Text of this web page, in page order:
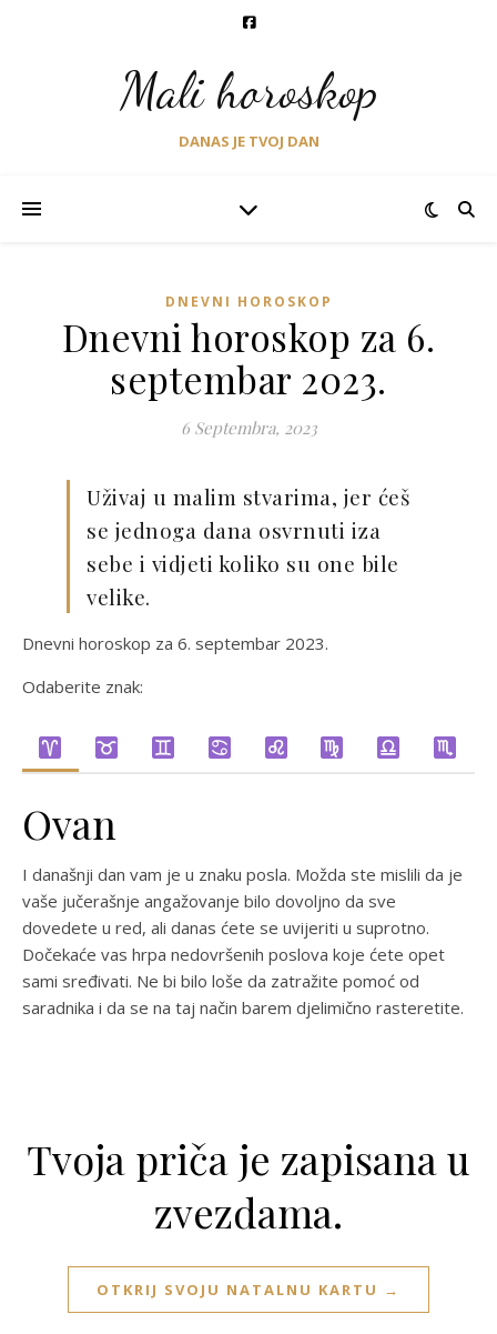
Mali horoskop
DANAS JE TVOJ DAN
DNEVNI HOROSKOP
Dnevni horoskop za 6.
septembar 2023.
6 Septembra, 2023
Uživaj u malim stvarima, jer ćeš
se jednoga dana osvrnuti iza
sebe i vidjeti koliko su one bile
velike.
Dnevni horoskop za 6. septembar 2023.
Odaberite znak:
Ovan
I današnji dan vam je u znaku posla. Možda ste mislili da je
vaše jučerašnje angažovanje bilo dovoljno da sve
dovedete u red, ali danas ćete se uvijeriti u suprotno.
Dočekaće vas hrpa nedovršenih poslova koje ćete opet
sami sređivati. Ne bi bilo loše da zatražite pomoć od
saradnika i da se na taj način barem djelimično rasteretite.
Tvoja priča je zapisana u
zvezdama.
OTKRIJ SVOJU NATALNU KARTU →